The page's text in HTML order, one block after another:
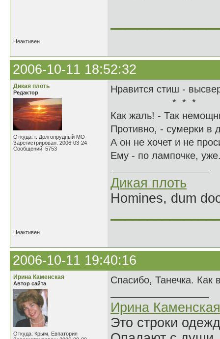
Неактивен
2006-10-11 18:52:32
Дикая плоть
Редактор
Откуда: г. Долгопрудный МО
Зарегистрирован: 2006-03-24
Сообщений: 5753
Нравится стиш -
* * *
Как жаль! - Так
Противно, - сумерки в
А он не хочет и не
Ему - по лампочке,
Дикая плоть
Homines, dum
Неактивен
2006-10-11 19:40:16
Ирина Каменская
Автор сайта
Откуда: Крым, Евпатория
Спасибо, Танечка. Как
Ирина Каменская
Это строки